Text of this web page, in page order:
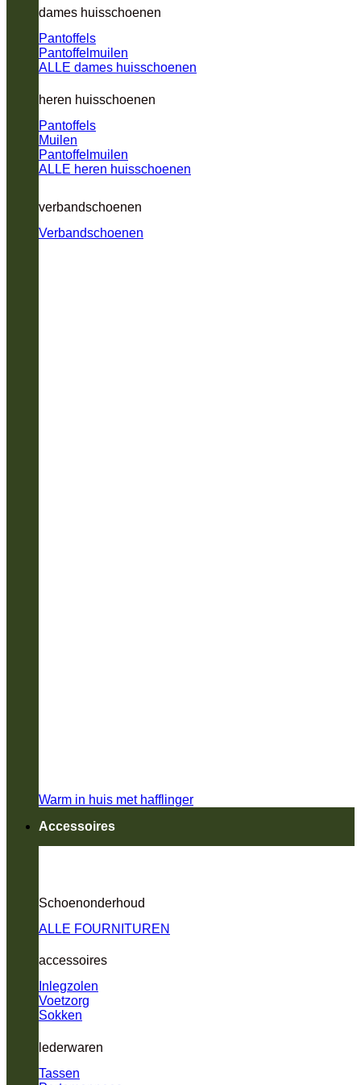
dames huisschoenen
Pantoffels
Pantoffelmuilen
ALLE dames huisschoenen
heren huisschoenen
Pantoffels
Muilen
Pantoffelmuilen
ALLE heren huisschoenen
verbandschoenen
Verbandschoenen
Warm in huis met hafflinger
Accessoires
Schoenonderhoud
ALLE FOURNITUREN
accessoires
Inlegzolen
Voetzorg
Sokken
lederwaren
Tassen